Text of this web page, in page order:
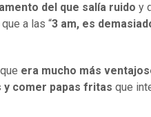
del que salía ruido y
a las “3 am, es
era mucho más
comer papas fritas que